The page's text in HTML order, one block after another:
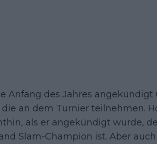
Anfang des Jahres
an dem Turnier teilnehmen.
als er angekündigt wurde,
Slam-Champion ist. Aber auch